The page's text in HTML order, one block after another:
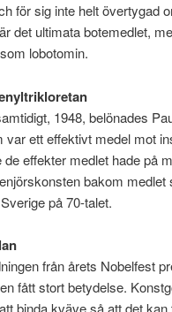
för sig inte helt övertygad
det ultimata botemedlet,
lobotomin.
1948, belönades
var ett effektivt medel mot
de effekter medlet hade på
bakom
på 70-talet.
från årets Nobelfest
fått stort betydelse.
binda kväve så att det